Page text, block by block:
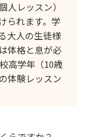
人レッスン）
られます。学
大人の生徒様
体格と息が必
高学年（10歳
体験レッスン